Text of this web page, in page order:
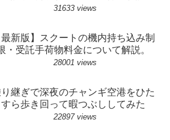
31633 views
最新版】スクートの機内持ち込み制
・受託手荷物料金について解説。
28001 views
り継ぎで深夜のチャンギ空港をひた
すら歩き回って暇つぶししてみた
22897 views